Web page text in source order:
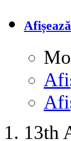
Afișează
13th